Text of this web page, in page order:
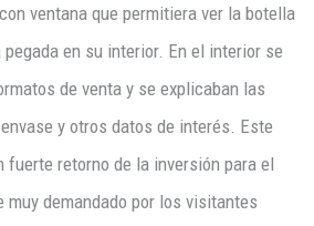
ventana que permitiera ver la botella
en su interior. En el interior se
de venta y se explicaban las
y otros datos de interés. Este
fuerte retorno de la inversión para el
muy demandado por los visitantes